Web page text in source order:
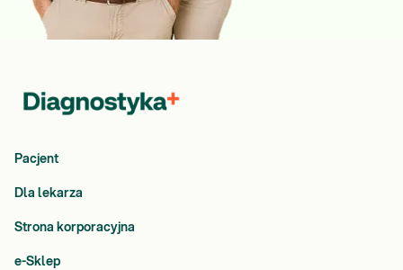
Pacjent
Dla lekarza
Strona korporacyjna
e-Sklep